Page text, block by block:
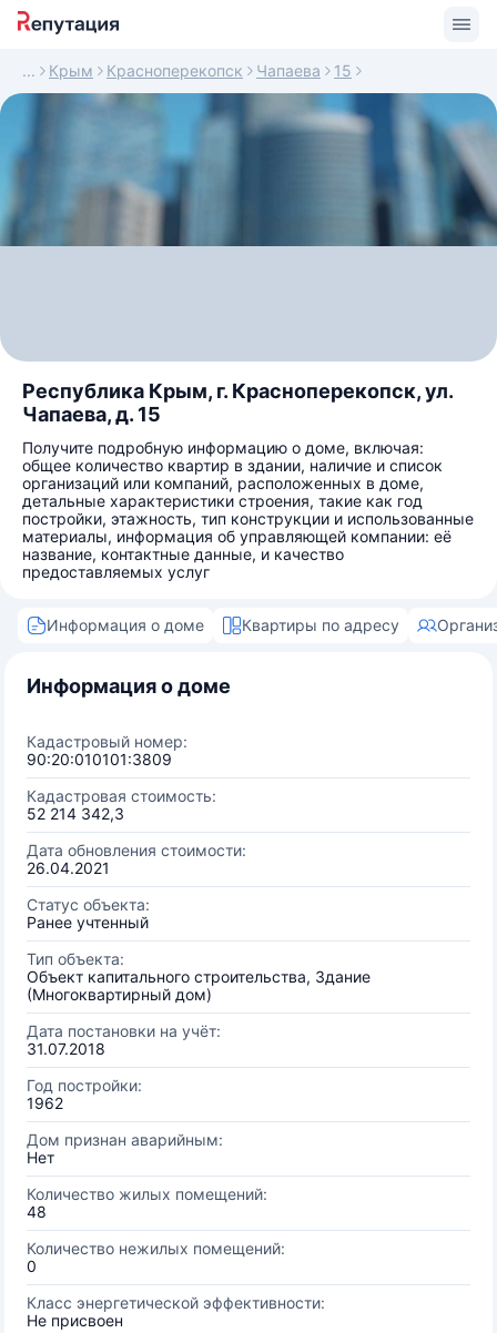
Крым Красноперекопск Чапаева 15
Республика Крым, г. Красноперекопск, ул.
Чапаева, д. 15
Получите подробную информацию о доме, включая:
общее количество квартир в здании, наличие и список
организаций или компаний, расположенных в доме,
детальные характеристики строения, такие как год
постройки, этажность, тип конструкции и использованные
материалы, информация об управляющей компании: её
название, контактные данные, и качество
предоставляемых услуг
Информация о доме Квартиры по адресу
Информация о доме
Кадастровый номер:
90:20:010101:3809
Кадастровая стоимость:
52 214 342,3
Дата обновления стоимости:
26.04.2021
Статус объекта:
Ранее учтенный
Тип объекта:
Объект капитального строительства, Здание
(Многоквартирный дом)
Дата постановки на учёт:
31.07.2018
Год постройки:
1962
Дом признан аварийным:
Нет
Количество жилых помещений:
48
Количество нежилых помещений:
0
Класс энергетической эффективности:
Не присвоен